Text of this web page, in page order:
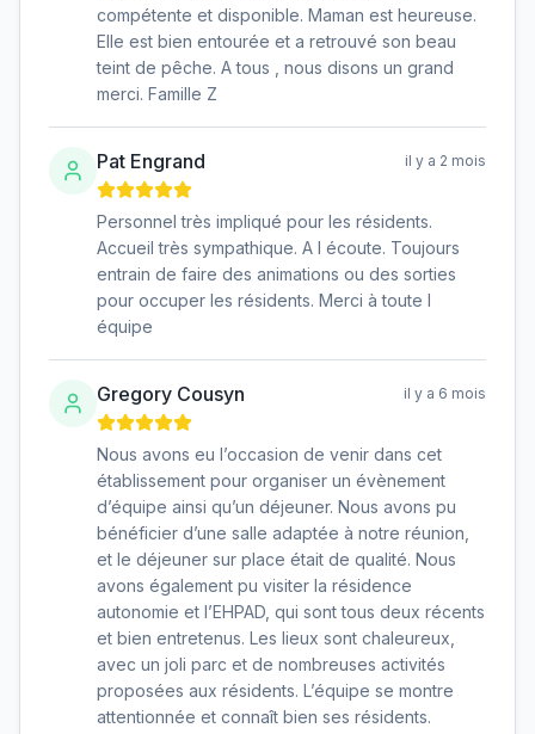
compétente et disponible. Maman est heureuse.
Elle est bien entourée et a retrouvé son beau
teint de pêche. A tous , nous disons un grand
merci. Famille Z
Pat Engrand il y a 2 mois
Personnel très impliqué pour les résidents.
Accueil très sympathique. A l écoute. Toujours
entrain de faire des animations ou des sorties
pour occuper les résidents. Merci à toute l
équipe
Gregory Cousyn il y a 6 mois
Nous avons eu l’occasion de venir dans cet
établissement pour organiser un évènement
d’équipe ainsi qu’un déjeuner. Nous avons pu
bénéficier d’une salle adaptée à notre réunion,
et le déjeuner sur place était de qualité. Nous
avons également pu visiter la résidence
autonomie et l’EHPAD, qui sont tous deux récents
et bien entretenus. Les lieux sont chaleureux,
avec un joli parc et de nombreuses activités
proposées aux résidents. L’équipe se montre
attentionnée et connaît bien ses résidents.